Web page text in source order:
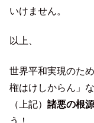
いけません。
以上、
世界平和実現のた
権はけしからん」
（上記） 諸悪の根源
う！